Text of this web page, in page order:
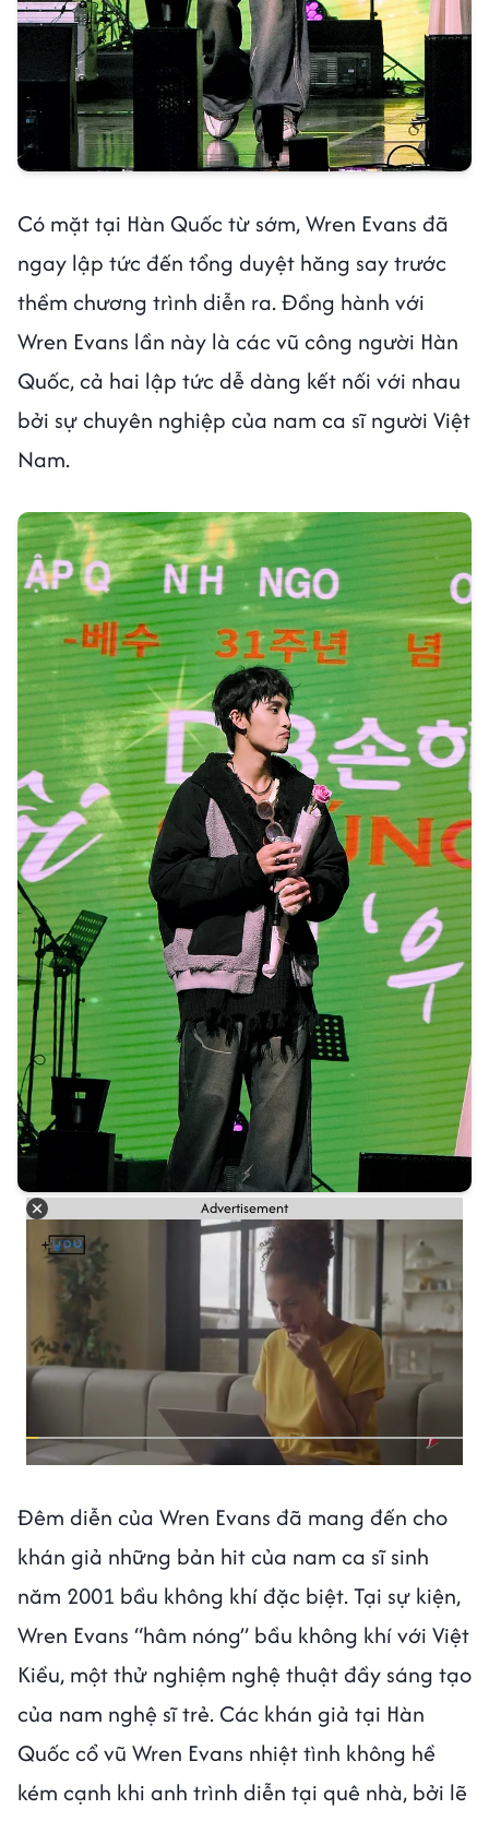
Có mặt tại Hàn Quốc từ sớm, Wren Evans đã
ngay lập tức đến tổng duyệt hăng say trước
thềm chương trình diễn ra. Đồng hành với
Wren Evans lần này là các vũ công người Hàn
Quốc, cả hai lập tức dễ dàng kết nối với nhau
bởi sự chuyên nghiệp của nam ca sĩ người Việt
Nam.
Advertisement
Đêm diễn của Wren Evans đã mang đến cho
khán giả những bản hit của nam ca sĩ sinh
năm 2001 bầu không khí đặc biệt. Tại sự kiện,
Wren Evans “hâm nóng” bầu không khí với Việt
Kiều, một thử nghiệm nghệ thuật đầy sáng tạo
của nam nghệ sĩ trẻ. Các khán giả tại Hàn
Quốc cổ vũ Wren Evans nhiệt tình không hề
kém cạnh khi anh trình diễn tại quê nhà, bởi lẽ